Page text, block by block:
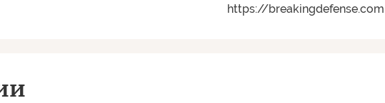
https://breakingdefense.com